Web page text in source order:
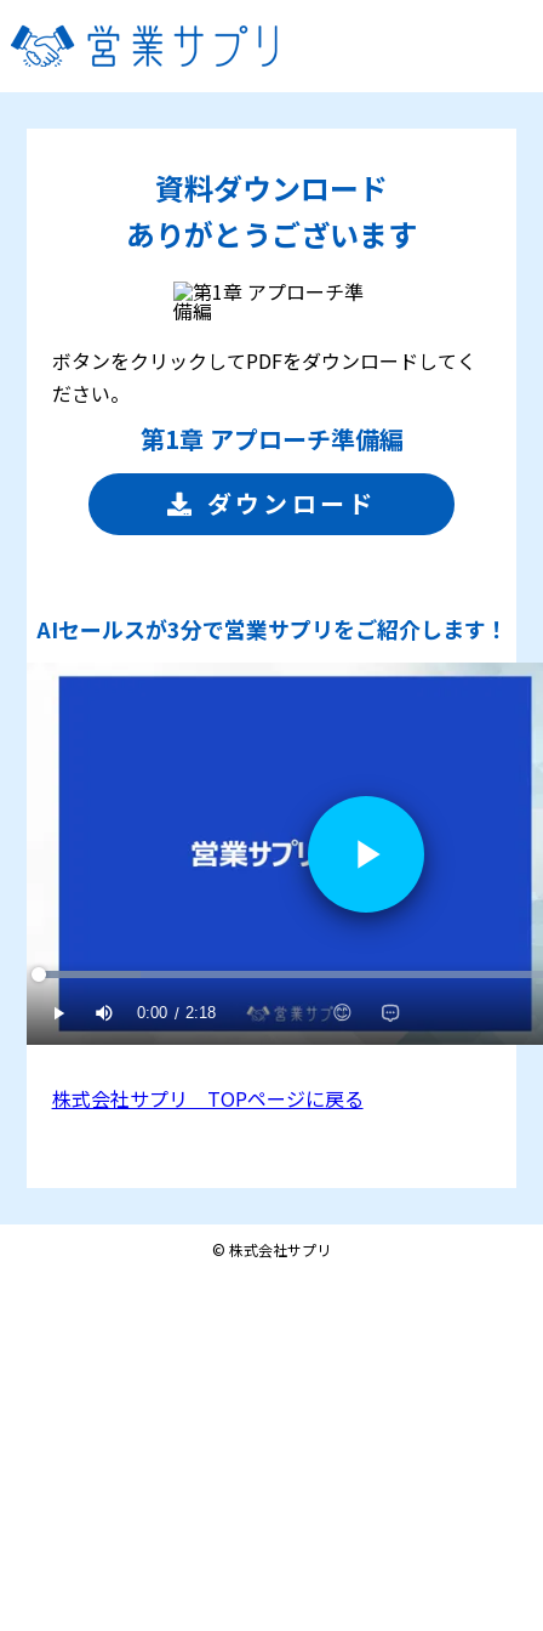
資料ダウンロード
ありがとうございます
ボタンをクリックしてPDFをダウンロードしてく
ださい。
第1章 アプローチ準備編
ダウンロード
AIセールスが3分で営業サプリをご紹介します！
株式会社サプリ TOPページに戻る
© 株式会社サプリ